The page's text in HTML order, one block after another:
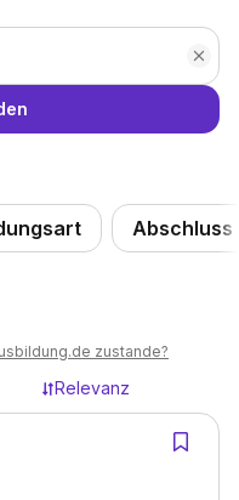
Abschluss
zustande?
Relevanz